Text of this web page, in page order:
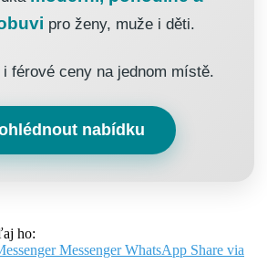
pro ženy, muže i děti.
férové ceny na jednom místě.
nabídku
ho:
Messenger WhatsApp Share via